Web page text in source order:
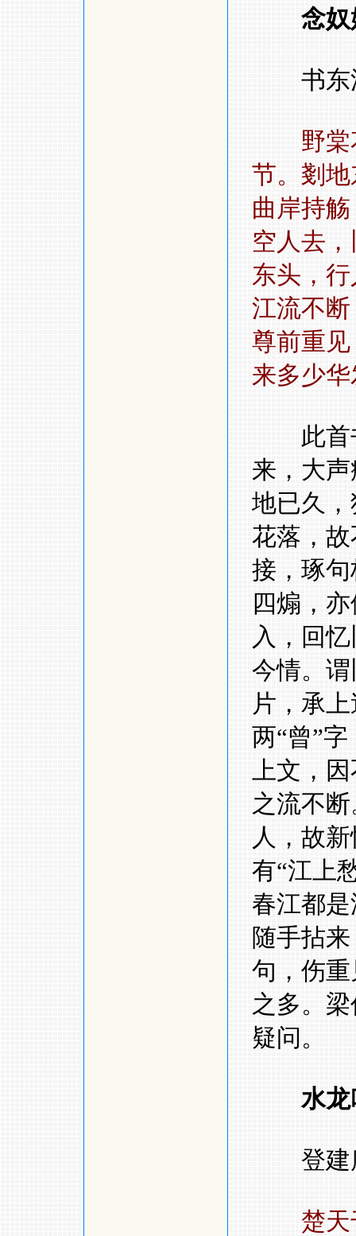
念奴
书
野
节。剗
曲岸持
空人去
东头，
江流不
尊前重
来多少
此首书
来，大
地已久
花落，
接，琢
四煽，
入，回
今情。
片，承
两“曾”字
上文，
之流不
人，故
有“江上
春江都
随手拈
句，伤
之多。
疑问。
水龙
登
楚